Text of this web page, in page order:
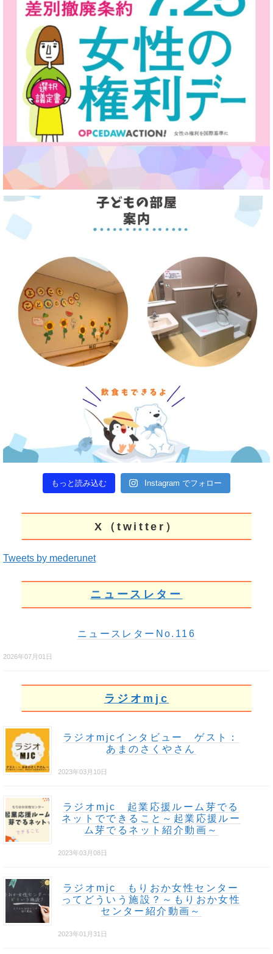
もっと読み込む Instagram でフォロー
X（twitter）
Tweets by mederunet
ニュースレター
ニュースレターNo.116
2026年07月01日
ラジオmjc
ラジオmjcインタビュー ゲスト：
あまのさくやさん
2023年03月10日
ラジオmjc 起業応援ルーム芽でる
ネットでできること～起業応援ルー
ム芽でるネット紹介動画～
2023年03月08日
ラジオmjc もりおか女性センター
ってどういう施設？～もりおか女性
センター紹介動画～
2023年01月31日